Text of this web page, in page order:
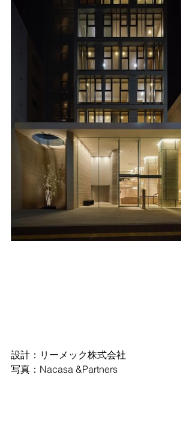
設計：リーメック株式会社
写真：Nacasa &Partners